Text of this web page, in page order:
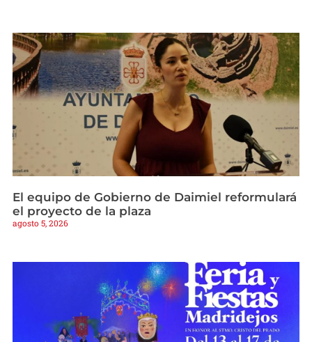
El equipo de Gobierno de Daimiel reformulará
el proyecto de la plaza
agosto 5, 2026